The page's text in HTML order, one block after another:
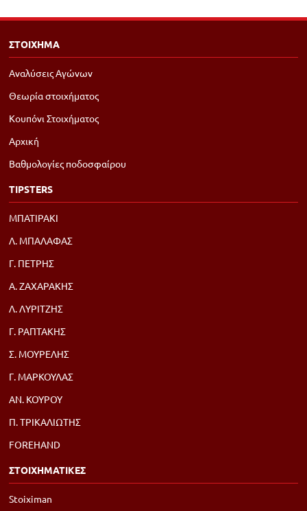
ΣΤΟΙΧΗΜΑ
Αναλύσεις Αγώνων
Θεωρία στοιχήματος
Κουπόνι Στοιχήματος
Αρχική
Βαθμολογίες ποδοσφαίρου
TIPSTERS
ΜΠΑΤΙΡΑΚΙ
Λ. ΜΠΑΛΑΦΑΣ
Γ. ΠΕΤΡΗΣ
Α. ΖΑΧΑΡΑΚΗΣ
Λ. ΛΥΡΙΤΖΗΣ
Γ. ΡΑΠΤΑΚΗΣ
Σ. ΜΟΥΡΕΛΗΣ
Γ. ΜΑΡΚΟΥΛΑΣ
ΑΝ. ΚΟΥΡΟΥ
Π. ΤΡΙΚΑΛΙΩΤΗΣ
FOREHAND
ΣΤΟΙΧΗΜΑΤΙΚΕΣ
Stoiximan